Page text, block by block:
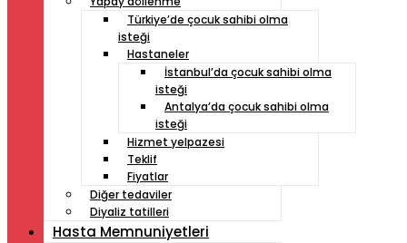
Türkiye’de çocuk sahibi olma
isteği
Hastaneler
İstanbul’da çocuk sahibi olma
isteği
Antalya’da çocuk sahibi olma
isteği
Hizmet yelpazesi
Teklif
Fiyatlar
Diğer tedaviler
Diyaliz tatilleri
Hasta Memnuniyetleri